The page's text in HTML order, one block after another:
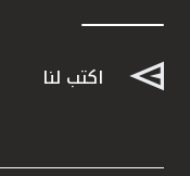
اكتب لنا